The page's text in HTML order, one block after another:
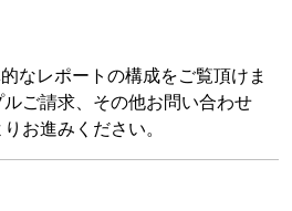
なレポートの構成をご覧頂けま
ご請求、その他お問い合わせ
お進みください。